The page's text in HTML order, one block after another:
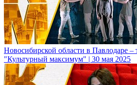
Новосибирской области в Павлодаре –
"Культурный максимум" | 30 мая 2025